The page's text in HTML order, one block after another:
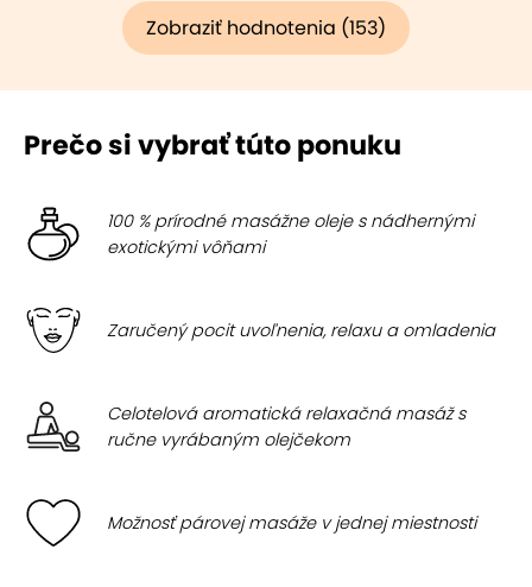
Zobraziť hodnotenia (153)
Prečo si vybrať túto ponuku
100 % prírodné masážne oleje s nádhernými
exotickými vôňami
Zaručený pocit uvoľnenia, relaxu a omladenia
Celotelová aromatická relaxačná masáž s
ručne vyrábaným olejčekom
Možnosť párovej masáže v jednej miestnosti